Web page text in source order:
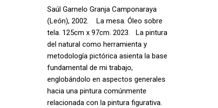
Saúl Garnelo Granja Camponaraya
(León), 2002. La mesa. Óleo sobre
tela. 125cm x 97cm. 2023. La pintura
del natural como herramienta y
metodología pictórica asienta la base
fundamental de mi trabajo,
englobándolo en aspectos generales
hacia una pintura comúnmente
relacionada con la pintura figurativa.